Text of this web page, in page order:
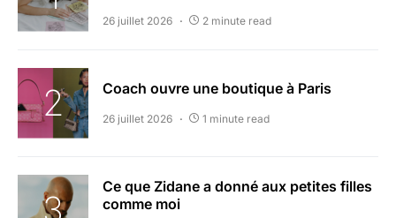
26 juillet 2026 2 minute read
Coach ouvre une boutique à Paris
26 juillet 2026 1 minute read
Ce que Zidane a donné aux petites filles
comme moi